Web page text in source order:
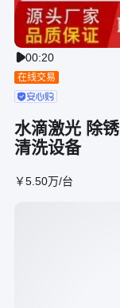
00:20
在线交易
水滴激光 除
清洗设备
￥5 .50万/台